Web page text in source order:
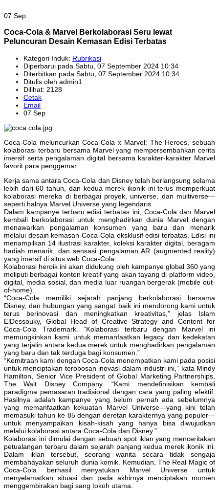
07 Sep
Coca-Cola & Marvel Berkolaborasi Seru lewat
Peluncuran Desain Kemasan Edisi Terbatas
Kategori Induk: Rubrikasi
Diperbarui pada Sabtu, 07 September 2024 10:34
Diterbitkan pada Sabtu, 07 September 2024 10:34
Ditulis oleh admin1
Dilihat: 2128
Cetak
Email
07 Sep
Coca-Cola meluncurkan Coca-Cola x Marvel: The Heroes, sebuah
kolaborasi terbaru bersama Marvel yang mempersembahkan cerita
imersif serta pengalaman digital bersama karakter-karakter Marvel
favorit para penggemar.
Kerja sama antara Coca-Cola dan Disney telah berlangsung selama
lebih dari 60 tahun, dan kedua merek ikonik ini terus memperkuat
kolaborasi mereka di berbagai proyek, universe, dan multiverse—
seperti halnya Marvel Universe yang legendaris.
Dalam kampanye terbaru edisi terbatas ini, Coca-Cola dan Marvel
kembali berkolaborasi untuk menghadirkan dunia Marvel dengan
menawarkan pengalaman konsumen yang baru dan menarik
melalui desain kemasan Coca-Cola eksklusif edisi terbatas. Edisi ini
menampilkan 14 ilustrasi karakter, koleksi karakter digital, beragam
hadiah menarik, dan sensasi pengalaman AR (augmented reality)
yang imersif di situs web Coca-Cola.
Kolaborasi heroik ini akan didukung oleh kampanye global 360 yang
meliputi berbagai konten kreatif yang akan tayang di platform video,
digital, media sosial, dan media luar ruangan bergerak (mobile out-
of-home).
“Coca-Cola memiliki sejarah panjang berkolaborasi bersama
Disney, dan hubungan yang sangat baik ini mendorong kami untuk
terus berinovasi dan meningkatkan kreativitas,” jelas Islam
ElDessouky, Global Head of Creative Strategy and Content for
Coca-Cola Trademark. “Kolaborasi terbaru dengan Marvel ini
memungkinkan kami untuk memanfaatkan legacy dan kedekatan
yang terjalin antara kedua merek untuk menghadirkan pengalaman
yang baru dan tak terduga bagi konsumen.”
“Kemitraan kami dengan Coca-Cola menempatkan kami pada posisi
untuk menciptakan terobosan inovasi dalam industri ini,” kata Mindy
Hamilton, Senior Vice President of Global Marketing Partnerships,
The Walt Disney Company. “Kami mendefinisikan kembali
paradigma pemasaran tradisional dengan cara yang paling efektif.
Hasilnya adalah kampanye yang belum pernah ada sebelumnya
yang memanfaatkan kekuatan Marvel Universe—yang kini telah
memasuki tahun ke-85 dengan deretan karakternya yang populer—
untuk menyampaikan kisah-kisah yang hanya bisa diwujudkan
melalui kolaborasi antara Coca-Cola dan Disney.”
Kolaborasi ini dimulai dengan sebuah spot iklan yang menceritakan
petualangan terbaru dalam sejarah panjang kedua merek ikonik ini.
Dalam iklan tersebut, seorang wanita secara tidak sengaja
membahayakan seluruh dunia komik. Kemudian, The Real Magic of
Coca-Cola berhasil menyatukan Marvel Universe untuk
menyelamatkan situasi dan pada akhirnya menciptakan momen
menggembirakan bagi sang tokoh utama.